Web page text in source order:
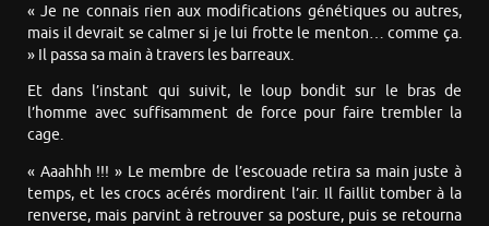
« Je ne connais rien aux modifications génétiques ou autres,
mais il devrait se calmer si je lui frotte le menton… comme ça.
» Il passa sa main à travers les barreaux.
Et dans l’instant qui suivit, le loup bondit sur le bras de
l’homme avec suffisamment de force pour faire trembler la
cage.
« Aaahhh !!! » Le membre de l’escouade retira sa main juste à
temps, et les crocs acérés mordirent l’air. Il faillit tomber à la
renverse, mais parvint à retrouver sa posture, puis se retourna